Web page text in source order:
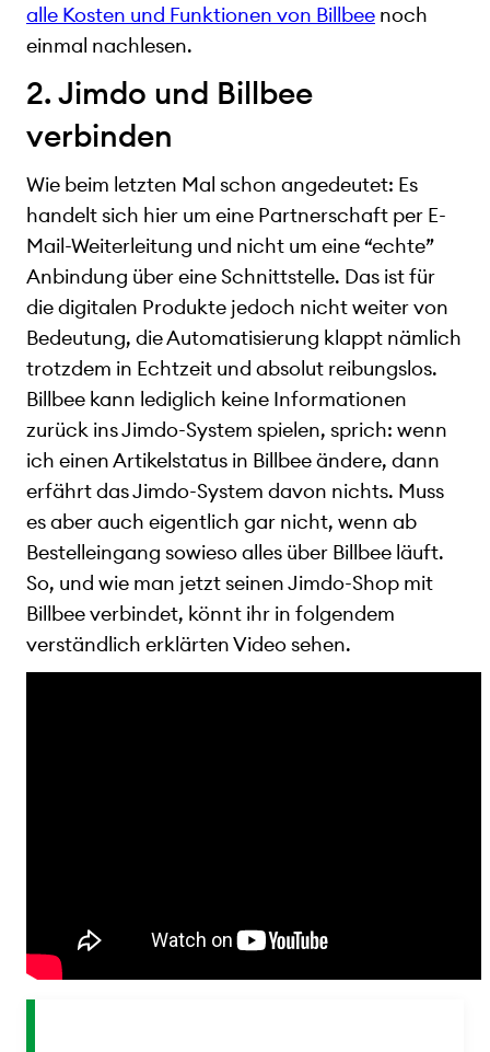
alle Kosten und Funktionen von Billbee noch
einmal nachlesen.
2. Jimdo und Billbee
verbinden
Wie beim letzten Mal schon angedeutet: Es
handelt sich hier um eine Partnerschaft per E-
Mail-Weiterleitung und nicht um eine “echte”
Anbindung über eine Schnittstelle. Das ist für
die digitalen Produkte jedoch nicht weiter von
Bedeutung, die Automatisierung klappt nämlich
trotzdem in Echtzeit und absolut reibungslos.
Billbee kann lediglich keine Informationen
zurück ins Jimdo-System spielen, sprich: wenn
ich einen Artikelstatus in Billbee ändere, dann
erfährt das Jimdo-System davon nichts. Muss
es aber auch eigentlich gar nicht, wenn ab
Bestelleingang sowieso alles über Billbee läuft.
So, und wie man jetzt seinen Jimdo-Shop mit
Billbee verbindet, könnt ihr in folgendem
verständlich erklärten Video sehen.